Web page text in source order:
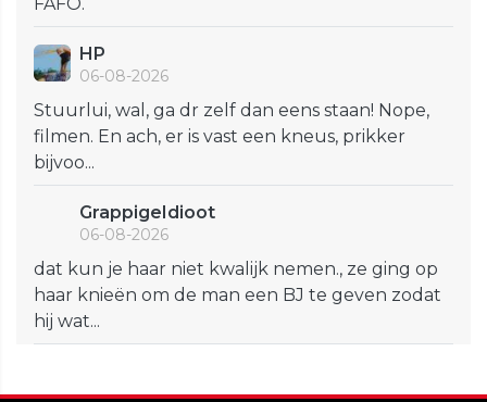
HP
06-08-2026
Stuurlui, wal, ga dr zelf dan eens staan! Nope,
filmen. En ach, er is vast een kneus, prikker
bijvoo...
GrappigeIdioot
06-08-2026
dat kun je haar niet kwalijk nemen., ze ging op
haar knieën om de man een BJ te geven zodat
hij wat...